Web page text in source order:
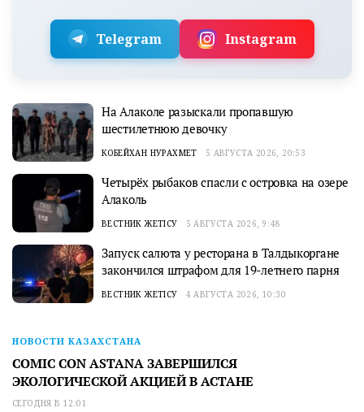
Telegram Instagram
На Алаколе разыскали пропавшую
шестилетнюю девочку
КОБЕЙХАН НУРАХМЕТ 5 АВГУСТА 2026, 20:53
Четырёх рыбаков спасли с островка на озере
Алаколь
ВЕСТНИК ЖЕТІСУ 5 АВГУСТА 2026, 9:48
Запуск салюта у ресторана в Талдыкоргане
закончился штрафом для 19-летнего парня
ВЕСТНИК ЖЕТІСУ 4 АВГУСТА 2026, 10:30
НОВОСТИ КАЗАХСТАНА
COMIC CON ASTANA ЗАВЕРШИЛСЯ
ЭКОЛОГИЧЕСКОЙ АКЦИЕЙ В АСТАНЕ
СЕГОДНЯ В 12:01